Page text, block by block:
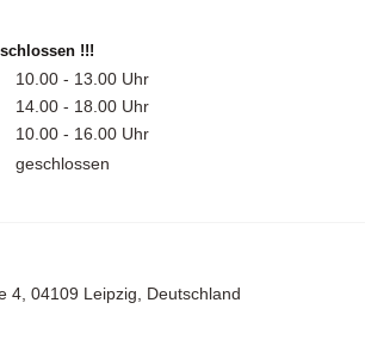
!!!
10.00 - 13.00 Uhr
14.00 - 18.00 Uhr
10.00 - 16.00 Uhr
geschlossen
4, 04109 Leipzig, Deutschland